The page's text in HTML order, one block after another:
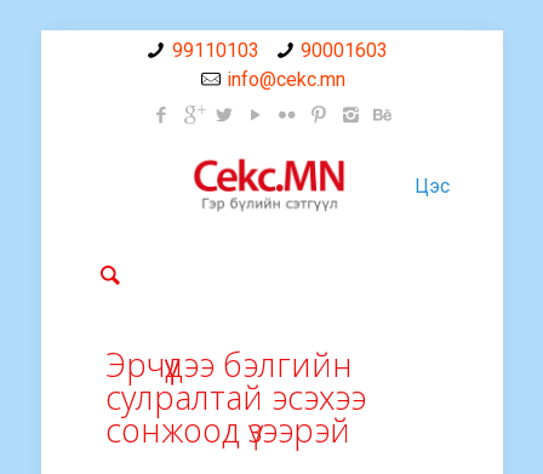
99110103
90001603
info@cekc.mn
Цэс
Эрчүүдээ бэлгийн
сулралтай эсэхээ
сонжоод үзээрэй